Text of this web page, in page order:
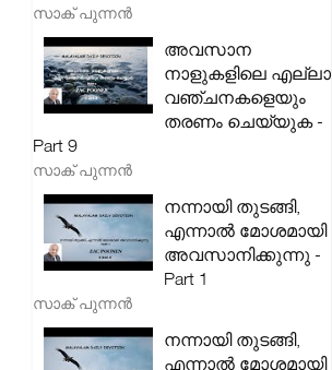
സാക് പുന്നൻ
അവസാന
നാളുകളിലെ എല്ലാ
വഞ്ചനകളെയും
തരണം ചെയ്യുക -
Part 9
സാക് പുന്നൻ
നന്നായി തുടങ്ങി,
എന്നാൽ മോശമായി
അവസാനിക്കുന്നു -
Part 1
സാക് പുന്നൻ
നന്നായി തുടങ്ങി,
എന്നാൽ മോശമായി